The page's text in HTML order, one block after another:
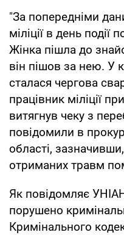
"За попередніми
міліції в день
Жінка пішла до
він пішов за нею. У
сталася чергова
працівник міліції
витягнув чеку з
повідомили в
області,
отриманих травм
Як повідомляє
порушено
Кримінального